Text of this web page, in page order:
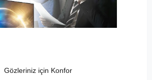
Gözleriniz için Konfor